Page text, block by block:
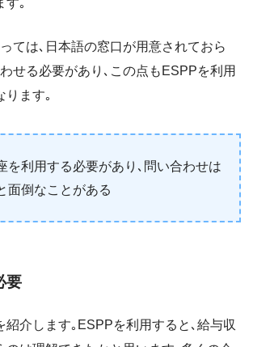
す｡
ては､日本語の窓口が用意されておら
せる必要があり､この点もESPPを利用
ります｡
を利用する必要があり､問い合わせは
面倒なことがある
要
紹介します｡ESPPを利用すると､給与収